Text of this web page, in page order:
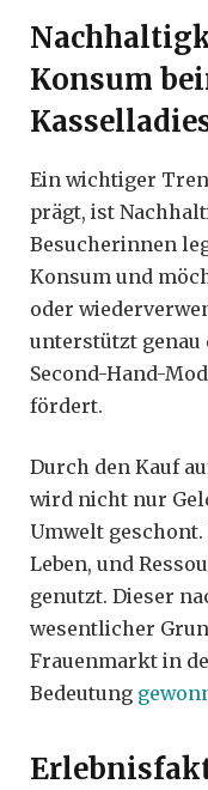
Konsum
Ein wichtiger
prägt, ist
Besucherinnen
Konsum und
oder
unterstützt genau
Second-Hand-
fördert.
Durch den Kauf
wird nicht nur
Umwelt
Leben, und
genutzt. Dieser
wesentlicher
Frauenmarkt in
Bedeutung